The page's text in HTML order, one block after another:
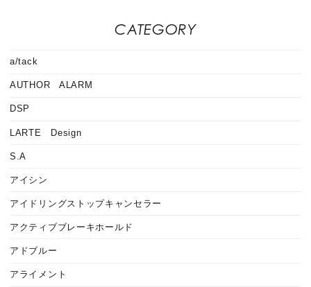
CATEGORY
a/tack
AUTHOR ALARM
DSP
LARTE Design
S.A
アイシン
アイドリングストップキャンセラー
アクティブブレーキホールド
アドブルー
アライメント